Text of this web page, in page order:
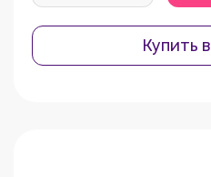
Купить